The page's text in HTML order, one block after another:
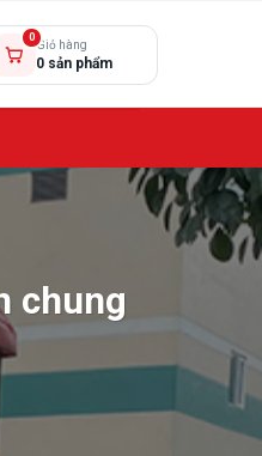
0
Giỏ hàng
0 sản phẩm
chung